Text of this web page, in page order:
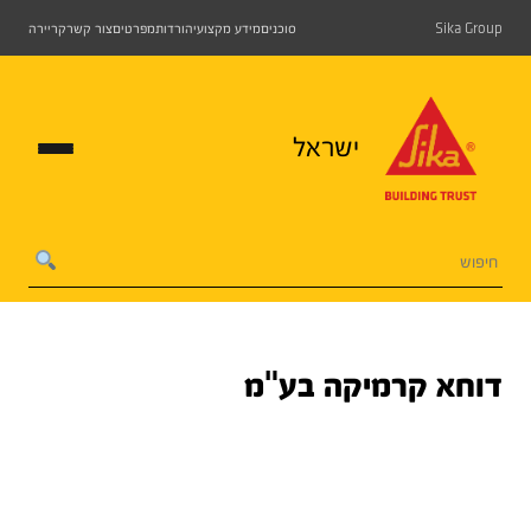
Sika Group סוכניםמידע מקצועיהורדותמפרטיםצור קשרקריירה
ישראל
דוחא קרמיקה בע"מ